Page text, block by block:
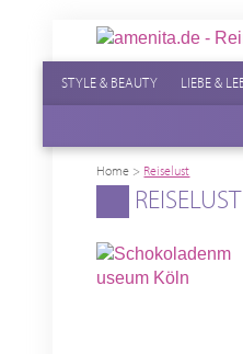
STYLE & BEAUTY LIEBE &
Home > Reiselust
REISELUST